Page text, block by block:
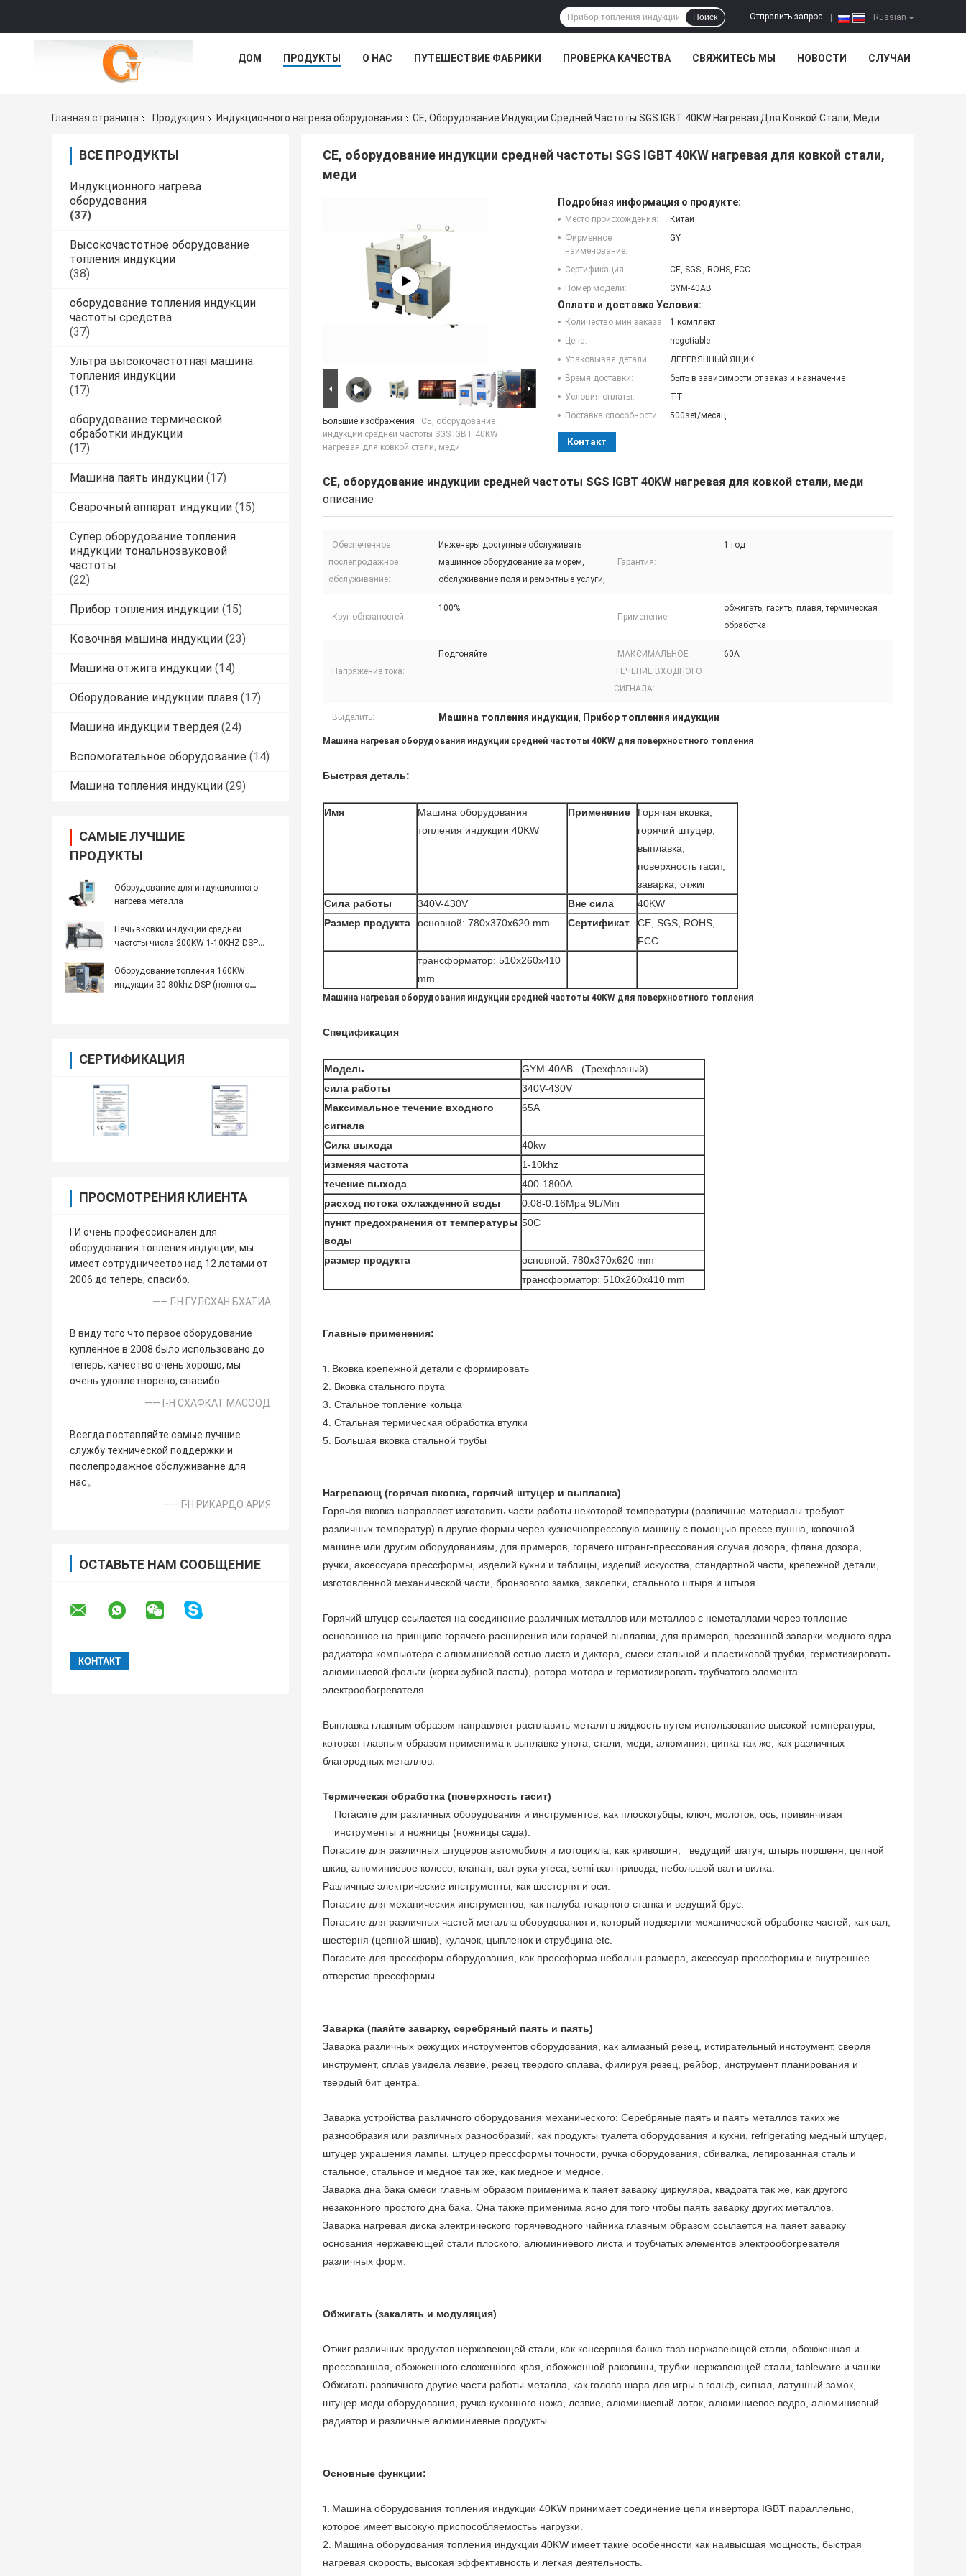
Russian
Отправить запрос
Поиск
ДОМ ПРОДУКТЫ О НАС ПУТЕШЕСТВИЕ ФАБРИКИ ПРОВЕРКА КАЧЕСТВА СВЯЖИТЕСЬ МЫ НОВОСТИ СЛУЧАИ
Главная страница Продукция Индукционного нагрева оборудования CE, Оборудование Индукции Средней Частоты SGS IGBT 40KW Нагревая Для Ковкой Стали, Меди
ВСЕ ПРОДУКТЫ
Индукционного нагрева
оборудования
(37)
Высокочастотное оборудование
топления индукции
(38)
оборудование топления индукции
частоты средства
(37)
Ультра высокочастотная машина
топления индукции
(17)
оборудование термической
обработки индукции
(17)
Машина паять индукции (17)
Сварочный аппарат индукции (15)
Супер оборудование топления
индукции тональнозвуковой
частоты
(22)
Прибор топления индукции (15)
Ковочная машина индукции (23)
Машина отжига индукции (14)
Оборудование индукции плавя (17)
Машина индукции твердея (24)
Вспомогательное оборудование (14)
Машина топления индукции (29)
САМЫЕ ЛУЧШИЕ
ПРОДУКТЫ
Оборудование для индукционного
нагрева металла
Печь вковки индукции средней
частоты числа 200KW 1-10KHZ DSP
Оборудование топления 160KW
индукции 30-80khz DSP (полного
СЕРТИФИКАЦИЯ
ПРОСМОТРЕНИЯ КЛИЕНТА
ГИ очень профессионален для
оборудования топления индукции, мы
имеет сотрудничество над 12 летами от
2006 до теперь, спасибо.
—— Г-Н ГУЛСХАН БХАТИА
В виду того что первое оборудование
купленное в 2008 было использовано до
теперь, качество очень хорошо, мы
очень удовлетворено, спасибо.
—— Г-Н СХАФКАТ МАСООД
Всегда поставляйте самые лучшие
службу технической поддержки и
послепродажное обслуживание для
нас。
—— Г-Н РИКАРДО АРИЯ
ОСТАВЬТЕ НАМ СООБЩЕНИЕ
CE, оборудование индукции средней частоты SGS IGBT 40KW нагревая для ковкой стали,
меди
Большие изображения : CE, оборудование
индукции средней частоты SGS IGBT 40KW
нагревая для ковкой стали, меди
Подробная информация о продукте:
Место происхождения:
Китай
Фирменное
наименование:
GY
Сертификация:
CE, SGS , ROHS, FCC
Номер модели:
GYM-40AB
Оплата и доставка Условия:
Количество мин заказа:
1 комплект
Цена:
negotiable
Упаковывая детали:
ДЕРЕВЯННЫЙ ЯЩИК
Время доставки:
быть в зависимости от заказ и назначение
Условия оплаты:
TT
Поставка способности:
500set/месяц
Контакт
CE, оборудование индукции средней частоты SGS IGBT 40KW нагревая для ковкой стали, меди
описание
Обеспеченное
послепродажное
обслуживание:
Инженеры доступные обслуживать
машинное оборудование за морем,
обслуживание поля и ремонтные услуги,
Гарантия:
1 год
Круг обязаностей:
100%
Применение:
обжигать, гасить, плавя, термическая
обработка
Напряжение тока:
Подгоняйте
МАКСИМАЛЬНОЕ
ТЕЧЕНИЕ ВХОДНОГО
СИГНАЛА:
60А
Выделить: Машина топления индукции, Прибор топления индукции
Машина нагревая оборудования индукции средней частоты 40KW для поверхностного топления
Быстрая деталь:
Имя
Машина оборудования
топления индукции 40KW
Применение
Горячая вковка,
горячий штуцер,
выплавка,
поверхность гасит,
заварка, отжиг
Сила работы
340V-430V Вне сила
40KW
Размер продукта
основной: 780x370x620 mm Сертификат
CE, SGS, ROHS,
FCC
трансформатор: 510x260x410
mm
Машина нагревая оборудования индукции средней частоты 40KW для поверхностного топления
Спецификация
Модель
GYM-40AB (Трехфазный)
сила работы
340V-430V
Максимальное течение входного
сигнала
65A
Сила выхода
40kw
изменяя частота
1-10khz
течение выхода
400-1800A
расход потока охлажденной воды
0.08-0.16Mpa 9L/Min
пункт предохранения от температуры
воды
50C
размер продукта
основной: 780x370x620 mm
трансформатор: 510x260x410 mm
Главные применения:
1. Вковка крепежной детали с формировать
2. Вковка стального прута
3. Стальное топление кольца
4. Стальная термическая обработка втулки
5. Большая вковка стальной трубы
Нагревающ (горячая вковка, горячий штуцер и выплавка)
Горячая вковка направляет изготовить части работы некоторой температуры (различные материалы требуют
различных температур) в другие формы через кузнечнопрессовую машину с помощью прессе пунша, ковочной
машине или другим оборудованиям, для примеров, горячего штранг-прессования случая дозора, флана дозора,
ручки, аксессуара прессформы, изделий кухни и таблицы, изделий искусства, стандартной части, крепежной детали,
изготовленной механической части, бронзового замка, заклепки, стального штыря и штыря.
Горячий штуцер ссылается на соединение различных металлов или металлов с неметаллами через топление
основанное на принципе горячего расширения или горячей выплавки, для примеров, врезанной заварки медного ядра
радиатора компьютера с алюминиевой сетью листа и диктора, смеси стальной и пластиковой трубки, герметизировать
алюминиевой фольги (корки зубной пасты), ротора мотора и герметизировать трубчатого элемента
электрообогревателя.
Выплавка главным образом направляет расплавить металл в жидкость путем использование высокой температуры,
которая главным образом применима к выплавке утюга, стали, меди, алюминия, цинка так же, как различных
благородных металлов.
Термическая обработка (поверхность гасит)
Погасите для различных оборудования и инструментов, как плоскогубцы, ключ, молоток, ось, привинчивая
инструменты и ножницы (ножницы сада).
Погасите для различных штуцеров автомобиля и мотоцикла, как кривошин, ведущий шатун, штырь поршеня, цепной
шкив, алюминиевое колесо, клапан, вал руки утеса, semi вал привода, небольшой вал и вилка.
Различные электрические инструменты, как шестерня и оси.
Погасите для механических инструментов, как палуба токарного станка и ведущий брус.
Погасите для различных частей металла оборудования и, который подвергли механической обработке частей, как вал,
шестерня (цепной шкив), кулачок, цыпленок и струбцина etc.
Погасите для прессформ оборудования, как прессформа небольш-размера, аксессуар прессформы и внутреннее
отверстие прессформы.
Заварка (паяйте заварку, серебряный паять и паять)
Заварка различных режущих инструментов оборудования, как алмазный резец, истирательный инструмент, сверля
инструмент, сплав увидела лезвие, резец твердого сплава, филируя резец, рейбор, инструмент планирования и
твердый бит центра.
Заварка устройства различного оборудования механического: Серебряные паять и паять металлов таких же
разнообразия или различных разнообразий, как продукты туалета оборудования и кухни, refrigerating медный штуцер,
штуцер украшения лампы, штуцер прессформы точности, ручка оборудования, сбивалка, легированная сталь и
стальное, стальное и медное так же, как медное и медное.
Заварка дна бака смеси главным образом применима к паяет заварку циркуляра, квадрата так же, как другого
незаконного простого дна бака. Она также применима ясно для того чтобы паять заварку других металлов.
Заварка нагревая диска электрического горячеводного чайника главным образом ссылается на паяет заварку
основания нержавеющей стали плоского, алюминиевого листа и трубчатых элементов электрообогревателя
различных форм.
Обжигать (закалять и модуляция)
Отжиг различных продуктов нержавеющей стали, как консервная банка таза нержавеющей стали, обожженная и
прессованная, обожженного сложенного края, обожженной раковины, трубки нержавеющей стали, tableware и чашки.
Обжигать различного другие части работы металла, как голова шара для игры в гольф, сигнал, латунный замок,
штуцер меди оборудования, ручка кухонного ножа, лезвие, алюминиевый лоток, алюминиевое ведро, алюминиевый
радиатор и различные алюминиевые продукты.
Основные функции:
1. Машина оборудования топления индукции 40KW принимает соединение цепи инвертора IGBT параллельно,
которое имеет высокую приспособляемостьь нагрузки.
2. Машина оборудования топления индукции 40KW имеет такие особенности как наивысшая мощность, быстрая
нагревая скорость, высокая эффективность и легкая деятельность.